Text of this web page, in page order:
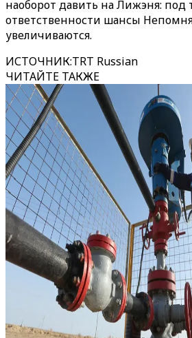
наоборот давить на Лижэня: под
ответственности шансы
увеличиваются.
ИСТОЧНИК:TRT Russian
ЧИТАЙТЕ ТАКЖЕ